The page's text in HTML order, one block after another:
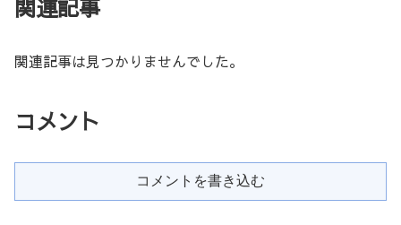
関連記事
関連記事は見つかりませんでした。
コメント
コメントを書き込む